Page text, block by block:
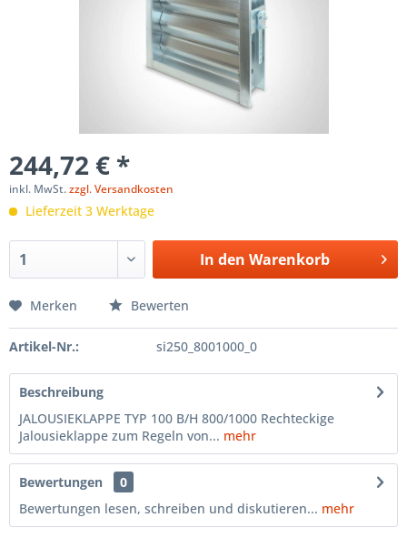
244,72 € *
inkl. MwSt.zzgl. Versandkosten
Lieferzeit 3 Werktage
In den Warenkorb
Merken Bewerten
Artikel-Nr.: si250_8001000_0
Beschreibung
JALOUSIEKLAPPE TYP 100 B/H 800/1000 Rechteckige
Jalousieklappe zum Regeln von... mehr
Bewertungen
0
Bewertungen lesen, schreiben und diskutieren... mehr